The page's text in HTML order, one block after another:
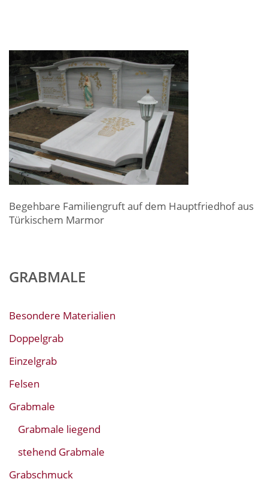
Begehbare Familiengruft auf dem Hauptfriedhof aus
Türkischem Marmor
GRABMALE
Besondere Materialien
Doppelgrab
Einzelgrab
Felsen
Grabmale
Grabmale liegend
stehend Grabmale
Grabschmuck